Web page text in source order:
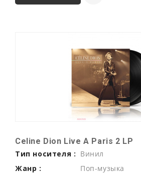
Celine Dion Live A Paris 2 LP
Тип носителя : Винил
Жанр :
Поп-музыка